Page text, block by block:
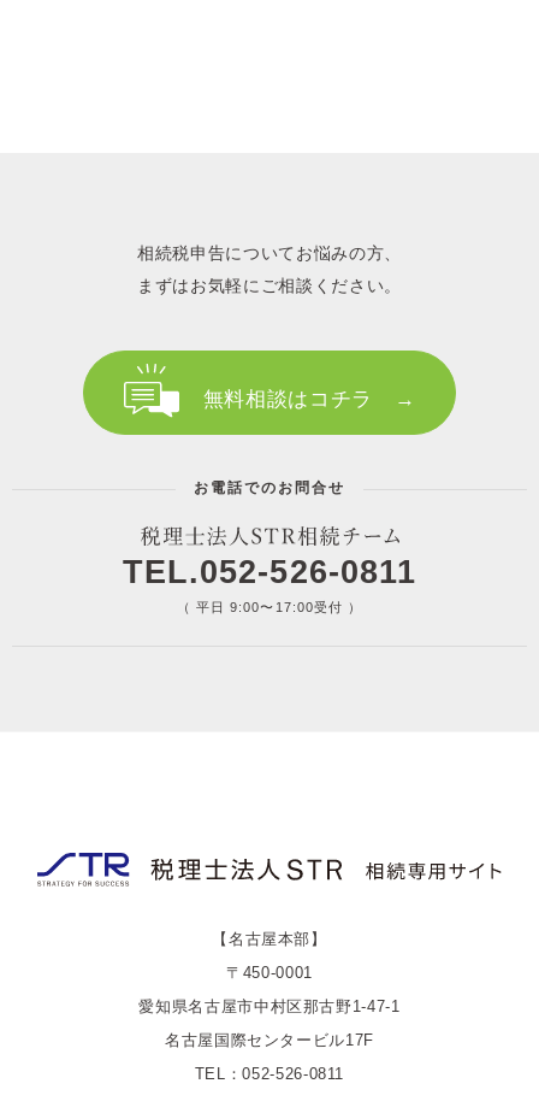
相続税申告についてお悩みの方、
まずはお気軽にご相談ください。
無料相談はコチラ →
お電話でのお問合せ
TEL.052-526-0811
（ 平日 9:00〜17:00受付 ）
【名古屋本部】
〒450-0001
愛知県名古屋市中村区那古野1-47-1
名古屋国際センタービル17F
TEL：052-526-0811